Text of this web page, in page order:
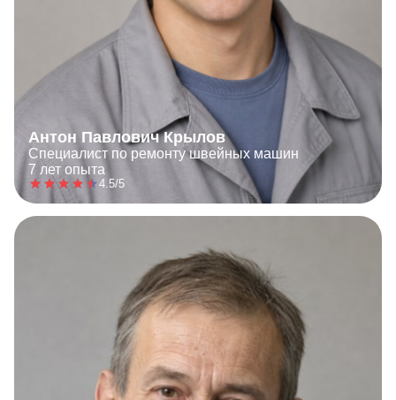
Антон Павлович Крылов
Специалист по ремонту швейных машин
7 лет опыта
4.5/5